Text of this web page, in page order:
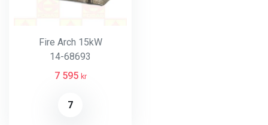
Fire Arch 15kW
14-68693
7 595 kr
7